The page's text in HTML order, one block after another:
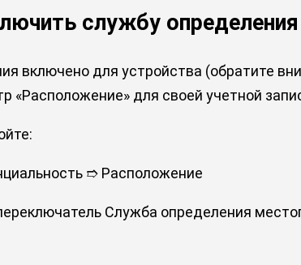
службу
включено для устройства (обратите
«Расположение» для своей учетной
➱ Расположение
Служба определения